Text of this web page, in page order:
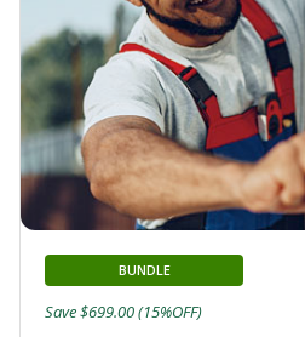
BUNDLE
Save $699.00 (15%OFF)